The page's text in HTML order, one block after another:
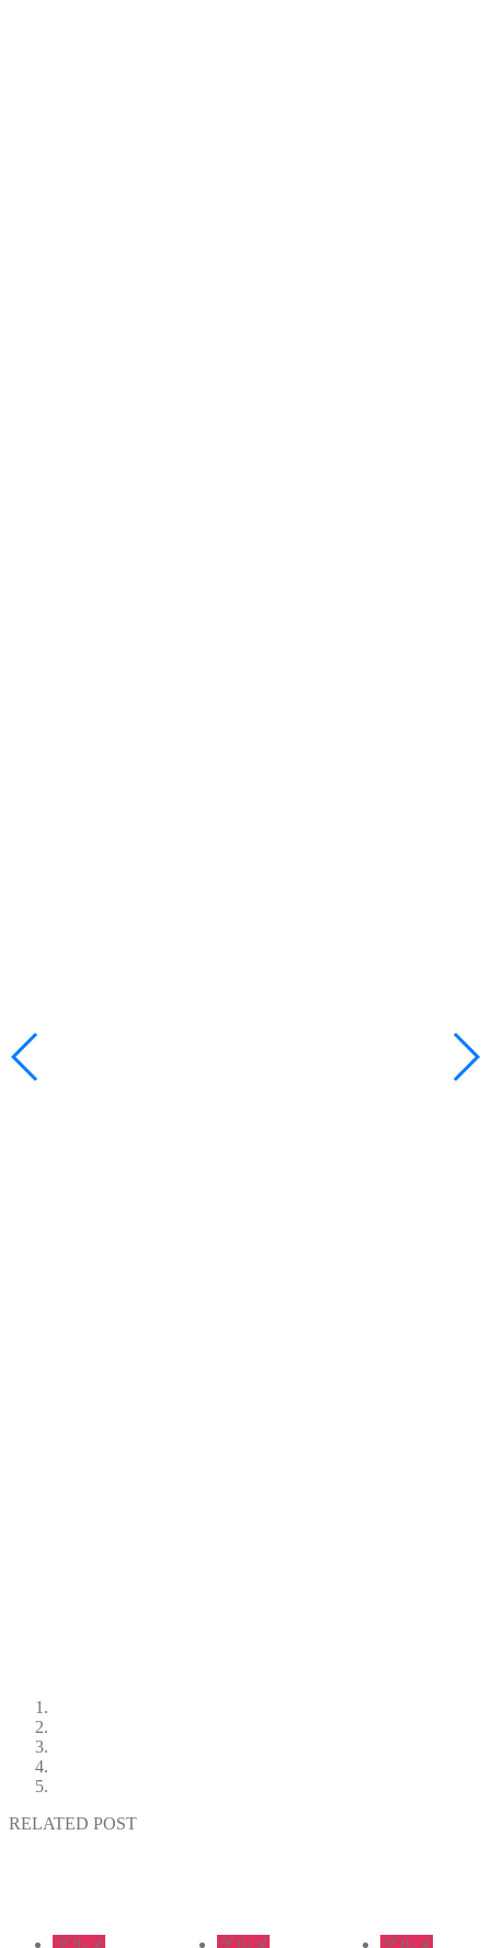
RELATED POST
グルメ グルメ グルメ